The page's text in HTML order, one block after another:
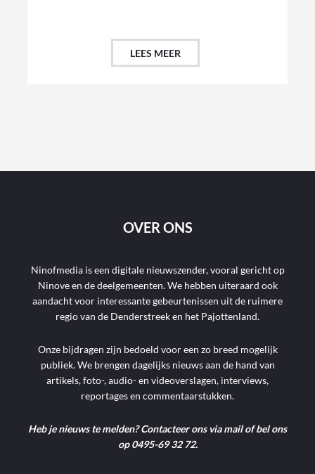
LEES MEER
OVER ONS
Ninofmedia is een digitale nieuwszender, vooral gericht op
Ninove en de deelgemeenten. We hebben uiteraard ook
aandacht voor interessante gebeurtenissen uit de ruimere
regio van de Denderstreek en het Pajottenland.
Onze bijdragen zijn bedoeld voor een zo breed mogelijk
publiek. We brengen dagelijks nieuws aan de hand van
artikels, foto-, audio- en videoverslagen, interviews,
reportages en commentaarstukken.
Heb je nieuws te melden? Contacteer ons via mail of bel ons
op 0495-69 32 72.